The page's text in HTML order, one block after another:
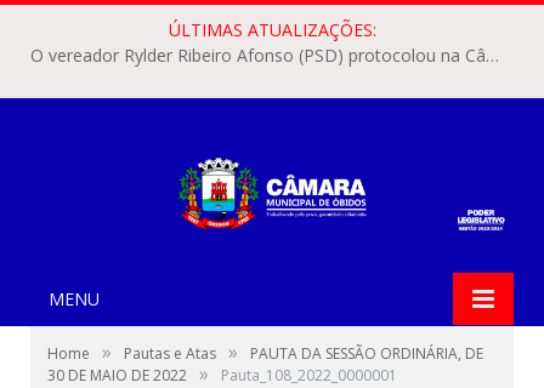
ÚLTIMAS ATUALIZAÇÕES:
O vereador Rylder Ribeiro Afonso (PSD) protocolou na Câmara Municipal de Óbidos o Requerimento nº 346/2026.
MENU
Home » Pautas e Atas »
PAUTA DA SESSÃO ORDINÁRIA, DE
30 DE MAIO DE 2022 » Pauta_108_2022_0000001